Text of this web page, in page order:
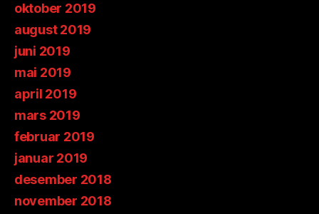
oktober 2019
august 2019
juni 2019
mai 2019
april 2019
mars 2019
februar 2019
januar 2019
desember 2018
november 2018